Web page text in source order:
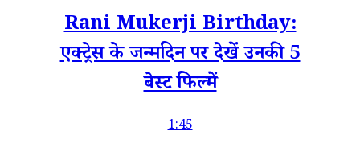
Rani Mukerji Birthday:
एक्ट्रेस के जन्मदिन पर देखें उनकी 5
बेस्ट फिल्में
1:45